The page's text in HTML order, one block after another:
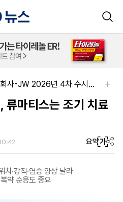
제이더블유홀딩스주식회사-JW 2026년 4차 수시채용
류마티스는 조기 치료
요약가
치·강직·염증 양상 달라
약 순응도 중요